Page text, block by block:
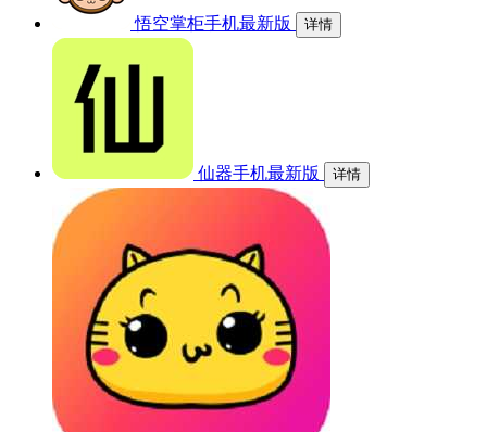
悟空掌柜手机最新版 详情
仙器手机最新版 详情